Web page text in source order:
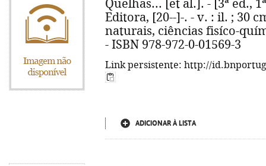
Quelhas... [et al.]. - [3ª ed.,
Editora, [20--]-. - v. : il. ; 30
naturais, ciências fisíco-
- ISBN 978-972-0-01569-3
Link persistente: http://
ADICIONAR À LISTA